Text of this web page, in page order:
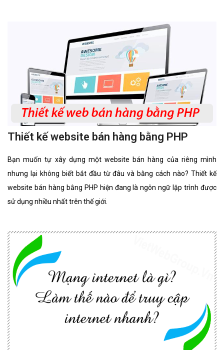
Thiết kế website bán hàng bằng PHP
Bạn muốn tự xây dựng một website bán hàng của riêng mình
nhưng lại không biết bắt đầu từ đâu và bằng cách nào? Thiết kế
website bán hàng bằng PHP hiện đang là ngôn ngữ lập trình được
sử dụng nhiều nhất trên thế giới.